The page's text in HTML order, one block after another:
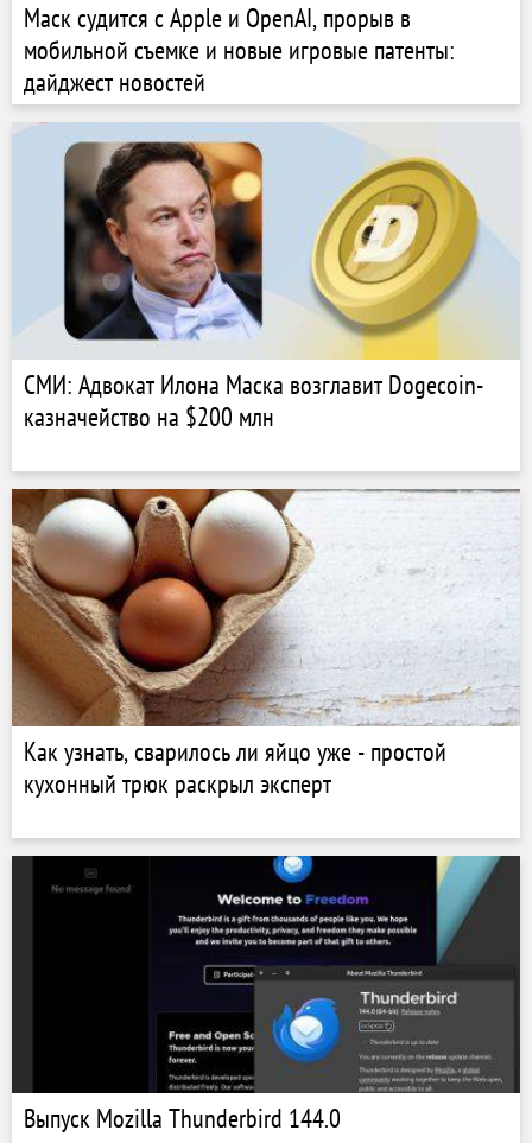
Маск судится с Apple и OpenAI, прорыв в
мобильной съемке и новые игровые патенты:
дайджест новостей
СМИ: Адвокат Илона Маска возглавит Dogecoin-
казначейство на $200 млн
Как узнать, сварилось ли яйцо уже - простой
кухонный трюк раскрыл эксперт
Выпуск Mozilla Thunderbird 144.0